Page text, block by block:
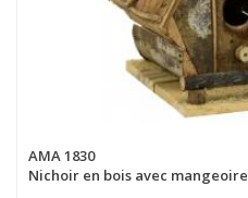
AMA 1830
Nichoir en bois avec mangeoire